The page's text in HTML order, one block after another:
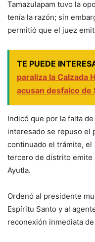
Tamazulapam tuvo la
tenía la razón; sin
permitió que el juez
TE PUEDE
paraliza la Calzada
acusan desfalco de
Indicó que por la falta
interesado se repuso el
continuado el trámite, el
tercero de distrito emite
Ayutla.
Ordenó al presidente
Espíritu Santo y al
reconexión inmediata